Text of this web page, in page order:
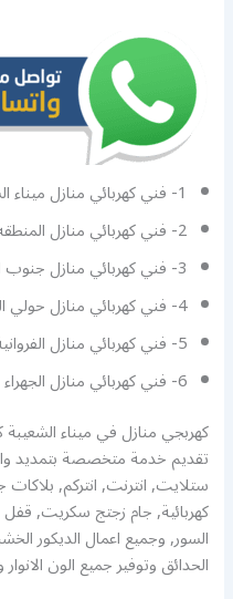
1- فني كهربائي منازل ميناء الشعيبة
2- فني كهربائي منازل المنطقه العاشره
3- فني كهربائي منازل جنوب السرة
4- فني كهربائي منازل حولي السالمية
5- فني كهربائي منازل الفروانية خيطان
6- فني كهربائي منازل الجهراء جليب الشيوخ
كهربجي منازل في ميناء الشعيبة
تقديم خدمة متخصصة بتمديد
ستلايت, انترنت, انتركم,
كهربائية, جام زجتج سكريت,
السور, وجميع اعمال الديكور
الحدائق وتوفير جميع الون